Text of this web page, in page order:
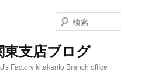
支店ブログ
Factory kitakanto Branch office
索